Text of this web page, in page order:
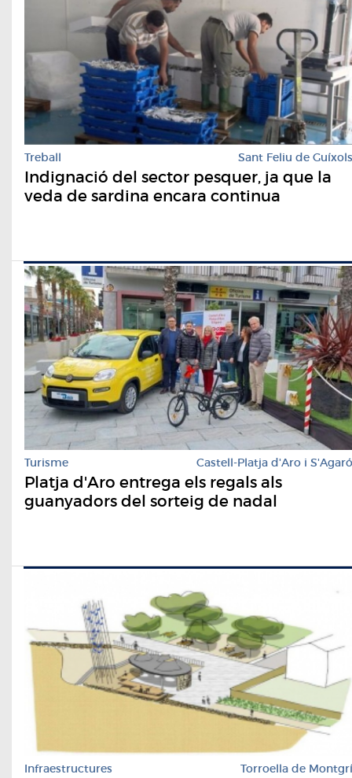
Treball Sant Feliu de Guíxols
Indignació del sector pesquer, ja que la
veda de sardina encara continua
Turisme Castell-Platja d'Aro i S'Agaró
Platja d'Aro entrega els regals als
guanyadors del sorteig de nadal
Infraestructures Torroella de Montgrí